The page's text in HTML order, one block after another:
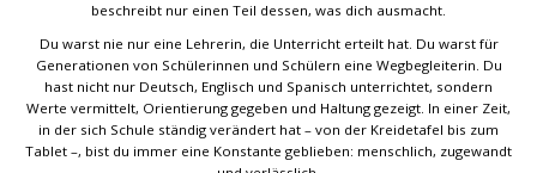
beschreibt nur einen Teil dessen, was dich ausmacht.
Du warst nie nur eine Lehrerin, die Unterricht erteilt hat. Du warst für
Generationen von Schülerinnen und Schülern eine Wegbegleiterin. Du
hast nicht nur Deutsch, Englisch und Spanisch unterrichtet, sondern
Werte vermittelt, Orientierung gegeben und Haltung gezeigt. In einer Zeit,
in der sich Schule ständig verändert hat – von der Kreidetafel bis zum
Tablet –, bist du immer eine Konstante geblieben: menschlich, zugewandt